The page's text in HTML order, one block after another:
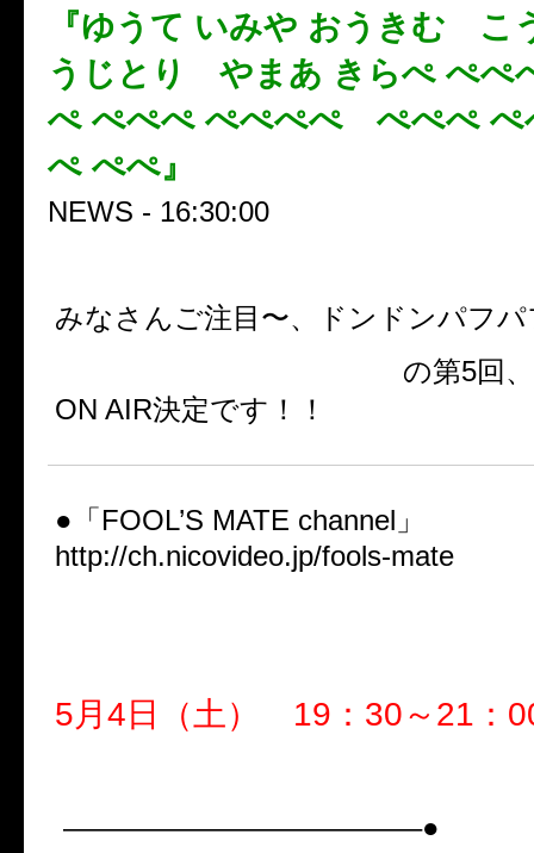
『ゆうて いみや おうきむ こ
うじとり やまあ きらぺ ぺ
ぺ ぺぺぺ ぺぺぺぺ ぺぺぺ ぺ
ぺ ぺぺ』
NEWS - 16:30:00
みなさんご注目〜、ドンドンパフパ
の第5回
ON AIR決定です！！
●「FOOL’S MATE channel」
http://ch.nicovideo.jp/fools-mate
5月4日（土） 19：30～21：
————————————–●